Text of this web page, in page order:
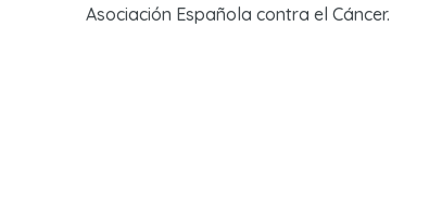
Asociación Española contra el Cáncer.